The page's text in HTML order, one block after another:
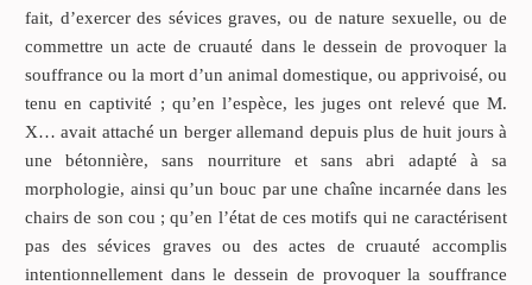
fait, d’exercer des sévices graves, ou de nature sexuelle, ou de
commettre un acte de cruauté dans le dessein de provoquer la
souffrance ou la mort d’un animal domestique, ou apprivoisé, ou
tenu en captivité ; qu’en l’espèce, les juges ont relevé que M.
X… avait attaché un berger allemand depuis plus de huit jours à
une bétonnière, sans nourriture et sans abri adapté à sa
morphologie, ainsi qu’un bouc par une chaîne incarnée dans les
chairs de son cou ; qu’en l’état de ces motifs qui ne caractérisent
pas des sévices graves ou des actes de cruauté accomplis
intentionnellement dans le dessein de provoquer la souffrance